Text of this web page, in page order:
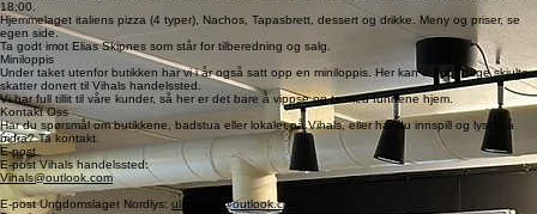
Take-away på helg
Vi kan nå tilby take-away fredager, lørdager og søndager klokka 14:00 - 20:00 / søndag 14:00 -
18:00.
Hjemmelaget italiens pizza (4 typer), Nachos, Tapasbrett, dessert og drikke. Meny og priser, se
egen side.
Ta godt imot Elias Skipnes som står for tilberedning og salg.
Miniloppis
Under taket utenfor butikken har vi i år også satt opp en miniloppis. Her kan du oppdage skjulte
skatter donert til Vihals handelssted.
Vi har full tillit til våre kunder, så her er det bare å vippse og ta med funnene hjem.
Kontakt Oss
Har du spørsmål om butikkene, badstua eller lokaler på Vihals, eller har du innspill og lyst til å
bidra? Ta kontakt.
E-post
E-post Vihals handelssted:
Vihals@outlook.com